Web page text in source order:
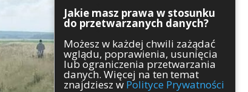
Komunikaty
Kultura
Polityka
Pozostałe
Psychologia
Rolnictwo
Jakie masz prawa w stosunku
do przetwarzanych danych?
Możesz w każdej chwili zażądać
wglądu, poprawienia, usunięcia
lub ograniczenia przetwarzania
danych. Więcej na ten temat
znajdziesz w Polityce Prywatności